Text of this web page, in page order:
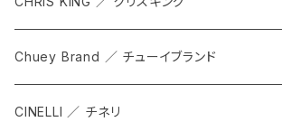
SHADOW
KOMPAK
TOPS
BOTTOMS
Chuey Brand ／ チューイブランド
CINELLI ／ チネリ